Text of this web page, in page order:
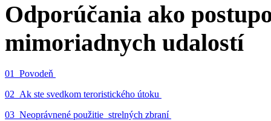
Odporúčania ako
mimoriadnych udalostí
01_Povodeň
02_Ak ste svedkom teroristického útoku
03_Neoprávnené použitie strelných zbraní